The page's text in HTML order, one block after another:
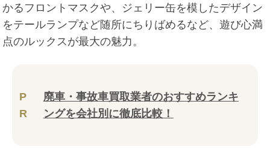
かるフロントマスクや、ジェリー缶を模したデザイン
をテールランプなど随所にちりばめるなど、遊び心満
点のルックスが最大の魅力。
P
R
廃車・事故車買取業者のおすすめランキ
ングを会社別に徹底比較！